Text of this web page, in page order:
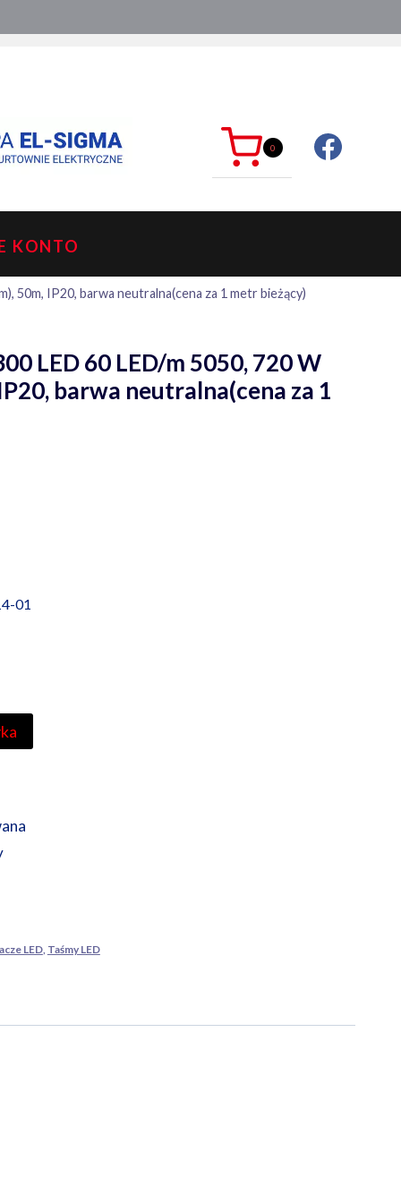
0
KONTO
50m, IP20, barwa neutralna(cena za 1 metr bieżący)
LED 60 LED/m 5050, 720 W
barwa neutralna(cena za 1
01
LED, Taśmy LED